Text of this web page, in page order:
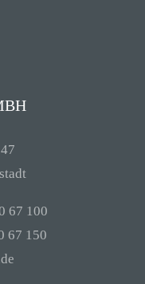
67 100
67 150